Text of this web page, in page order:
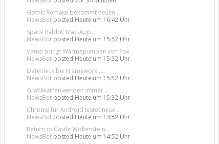
Gothic Remake bekommt neuen...
NewsBot posted Heute um 16:42 Uhr
Space Rabbit: Mac-App...
NewsBot posted Heute um 15:52 Uhr
Vamo bringt Wärmepumpen von Fox...
NewsBot posted Heute um 15:52 Uhr
Datenleck bei Framework:...
NewsBot posted Heute um 15:52 Uhr
Grafikkarten werden immer...
NewsBot posted Heute um 15:32 Uhr
Chrome für Android testet neue...
NewsBot posted Heute um 14:52 Uhr
Return to Castle Wolfenstein...
NewsBot posted Heute um 14:52 Uhr